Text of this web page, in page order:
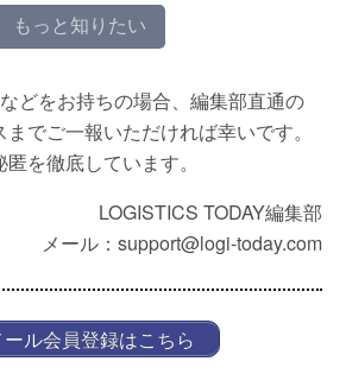
もっと知りたい
どをお持ちの場合、編集部直通の
でご一報いただければ幸いです。
を徹底しています。
LOGISTICS TODAY編集部
メール：support@logi-today.com
ール会員登録はこちら